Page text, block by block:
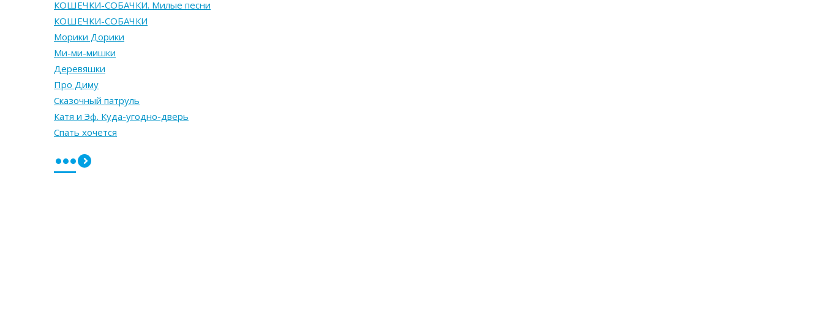
КОШЕЧКИ-СОБАЧКИ. Милые песни
КОШЕЧКИ-СОБАЧКИ
Морики Дорики
Ми-ми-мишки
Деревяшки
Про Диму
Сказочный патруль
Катя и Эф. Куда-угодно-дверь
Спать хочется
•••